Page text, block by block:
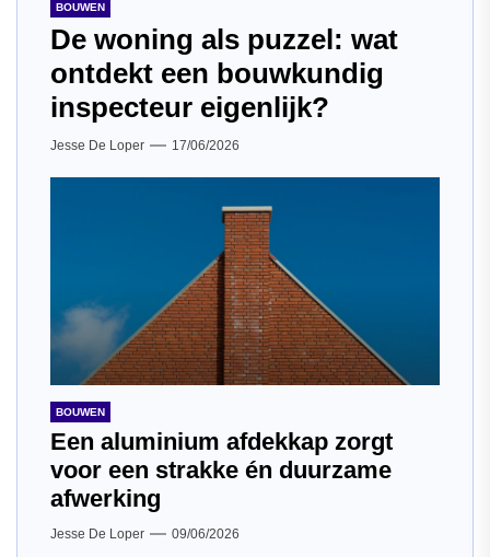
BOUWEN
De woning als puzzel: wat
ontdekt een bouwkundig
inspecteur eigenlijk?
Jesse De Loper 17/06/2026
BOUWEN
Een aluminium afdekkap zorgt
voor een strakke én duurzame
afwerking
Jesse De Loper 09/06/2026